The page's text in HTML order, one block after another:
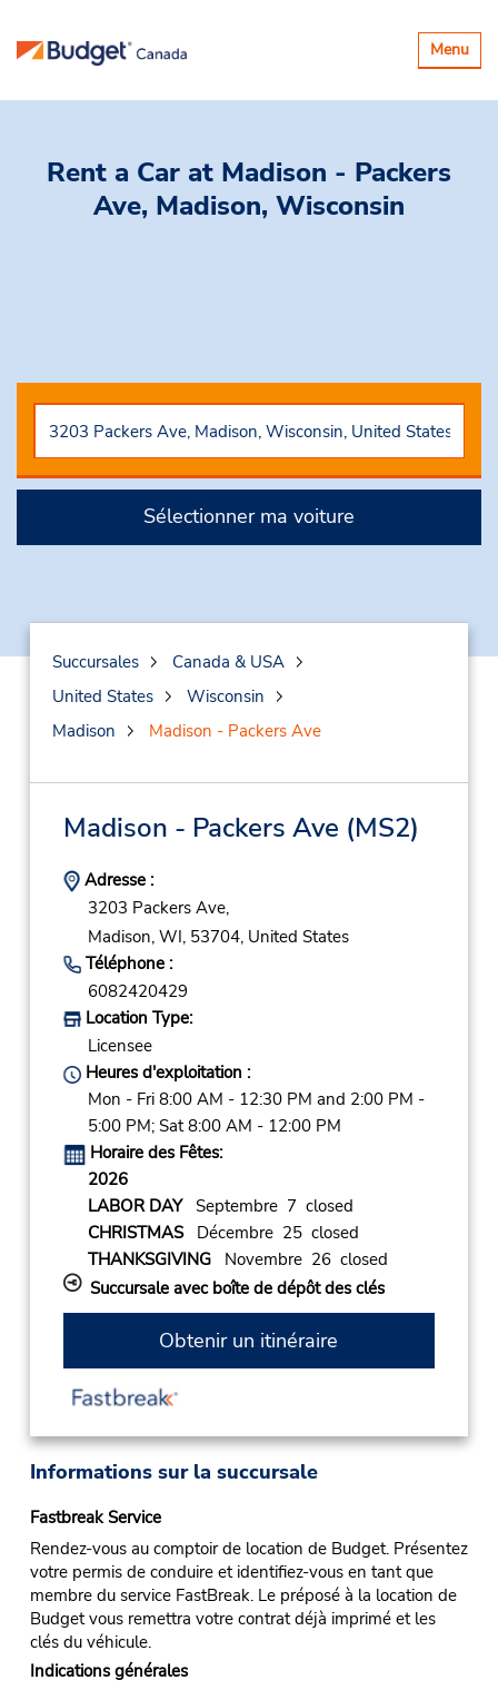
Basculer
la
Menu
Rent a Car at Madison - Packers
Ave, Madison, Wisconsin
Sélectionner ma voiture
Succursales
Canada & USA
United States
Wisconsin
Madison
Madison - Packers Ave
Madison - Packers Ave (MS2)
Adresse :
3203 Packers Ave,
Madison, WI, 53704, United States
Téléphone :
6082420429
Location Type:
Licensee
Heures d'exploitation :
Mon - Fri 8:00 AM - 12:30 PM and 2:00 PM -
5:00 PM; Sat 8:00 AM - 12:00 PM
Horaire des Fêtes:
2026
LABOR DAYSeptembre 7 closed
CHRISTMASDécembre 25 closed
THANKSGIVINGNovembre 26 closed
Succursale avec boîte de dépôt des clés
Obtenir un itinéraire
Informations sur la succursale
Fastbreak Service
Rendez-vous au comptoir de location de Budget. Présentez
votre permis de conduire et identifiez-vous en tant que
membre du service FastBreak. Le préposé à la location de
Budget vous remettra votre contrat déjà imprimé et les
clés du véhicule.
Indications générales